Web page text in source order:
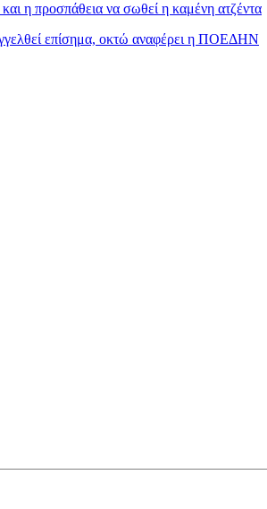
η προσπάθεια να σωθεί η καμένη ατζέντα
επίσημα, οκτώ αναφέρει η ΠΟΕΔΗΝ